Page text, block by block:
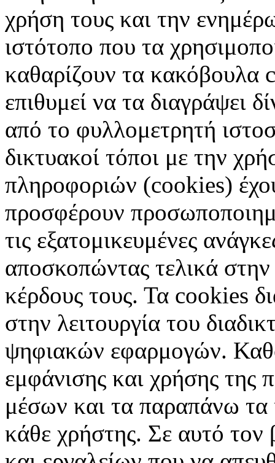
χρήση τους και την
ιστότοπο που τα
καθαρίζουν τα κακόβουλα
επιθυμεί να τα διαγράψει
από το φυλλομετρητή
δικτυακοί τόποι με την
πληροφοριών (cookies)
προσφέρουν
τις εξατομικευμένες
αποσκοπώντας τελικά
κέρδους τους. Τα cookies
στην λειτουργία του
ψηφιακών εφαρμογών.
εμφάνισης και χρήσης της
μέσων και τα παραπάνω τα
κάθε χρήστης. Σε αυτό